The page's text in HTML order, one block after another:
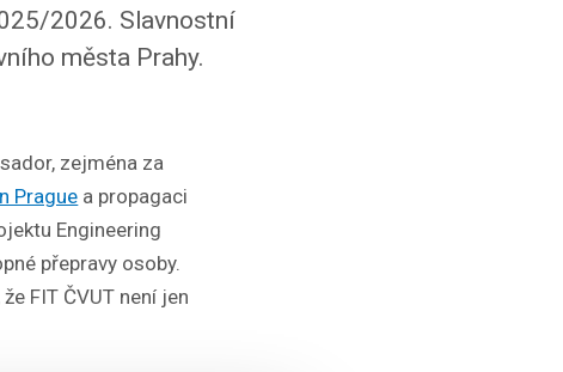
2026. Slavnostní
města Prahy.
zejména za
Prague a propagaci
Engineering
přepravy osoby.
FIT ČVUT není jen